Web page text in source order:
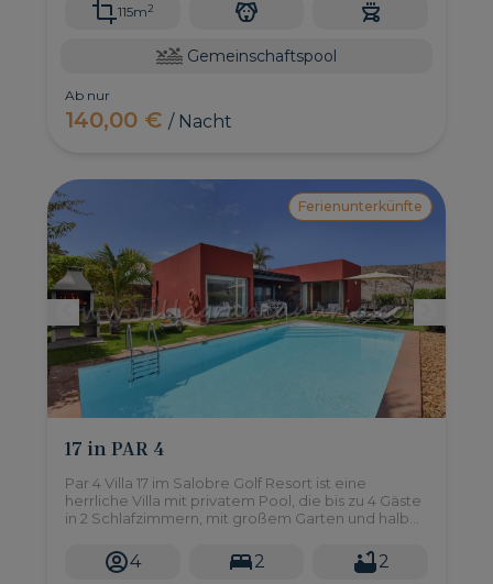
115m2
Gemeinschaftspool
Ab nur
140,00 €/ Nacht
Ferienunterkünfte
17 in PAR 4
Par 4 Villa 17 im Salobre Golf Resort ist eine
herrliche Villa mit privatem Pool, die bis zu 4 Gäste
in 2 Schlafzimmern, mit großem Garten und halb
4 2 2